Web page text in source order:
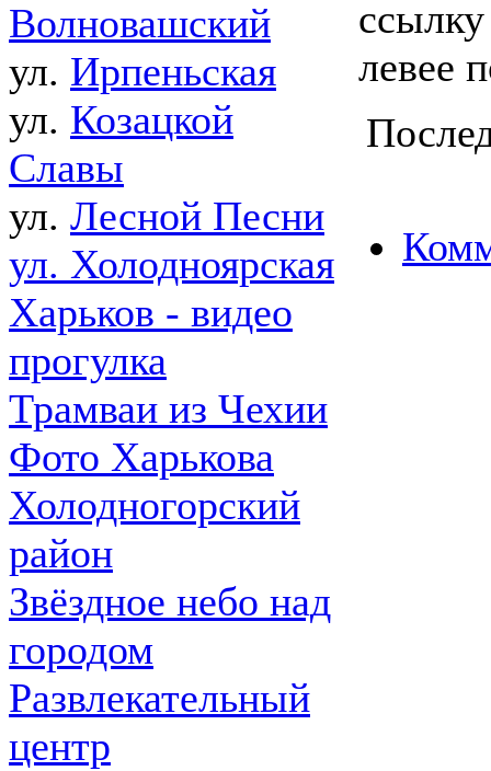
Волновашский
ул. Ирпеньская
ул. Козацкой
Славы
ул. Лесной Песни
ул. Холодноярская
Харьков - видео
прогулка
Трамваи из Чехии
Фото Харькова
Холодногорский
район
Звёздное небо над
городом
Развлекательный
центр
левее